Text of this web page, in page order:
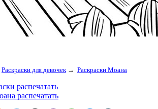
Раскраски для девочек → Раскраски Моана
распечатать
распечатать